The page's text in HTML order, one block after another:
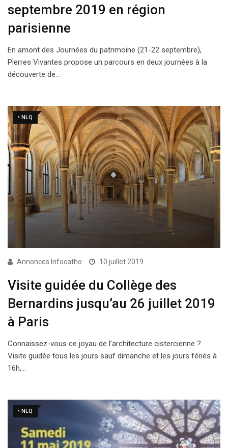
septembre 2019 en région
parisienne
En amont des Journées du patrimoine (21-22 septembre),
Pierres Vivantes propose un parcours en deux journées à la
découverte de…
• NLQ
Annonces Infocatho 10 juillet 2019
Visite guidée du Collège des
Bernardins jusqu’au 26 juillet 2019
à Paris
Connaissez-vous ce joyau de l’architecture cistercienne ?
Visite guidée tous les jours sauf dimanche et les jours fériés à
16h,…
• NLQ